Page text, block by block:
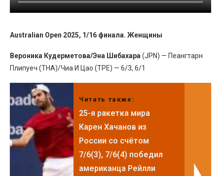
Australian Open 2025, 1/16 финала. Женщины
Вероника Кудерметова/Эна Шибахара (JPN) — Пеангтарн
Плипуеч (THA)/Чиа И Цао (TPE) — 6/3, 6/1
Читать также:
25-я ракетка мира
Карен Хачанов из
России со счётом
7/6(3), 7/6(4) победил
американца Рейлли